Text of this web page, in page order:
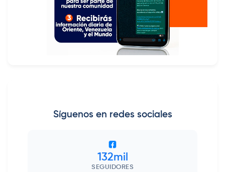
Síguenos en redes sociales
132mil
SEGUIDORES